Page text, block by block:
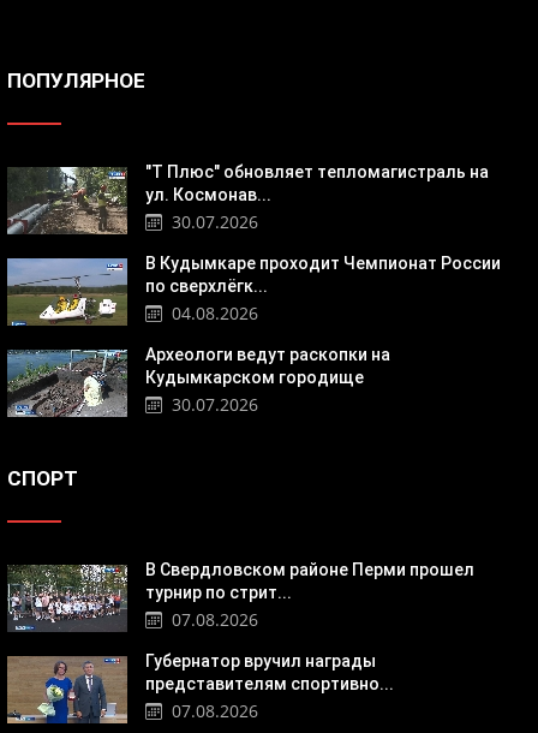
ПОПУЛЯРНОЕ
"Т Плюс" обновляет тепломагистраль на
ул. Космонав...
30.07.2026
В Кудымкаре проходит Чемпионат России
по сверхлёгк...
04.08.2026
Археологи ведут раскопки на
Кудымкарском городище
30.07.2026
СПОРТ
В Свердловском районе Перми прошел
турнир по стрит...
07.08.2026
Губернатор вручил награды
представителям спортивно...
07.08.2026